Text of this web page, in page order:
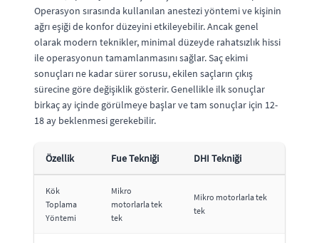
Operasyon sırasında kullanılan anestezi yöntemi ve kişinin
ağrı eşiği de konfor düzeyini etkileyebilir. Ancak genel
olarak modern teknikler, minimal düzeyde rahatsızlık hissi
ile operasyonun tamamlanmasını sağlar. Saç ekimi
sonuçları ne kadar sürer sorusu, ekilen saçların çıkış
sürecine göre değişiklik gösterir. Genellikle ilk sonuçlar
birkaç ay içinde görülmeye başlar ve tam sonuçlar için 12-
18 ay beklenmesi gerekebilir.
Özellik Fue Tekniği DHI Tekniği
Kök
Toplama
Yöntemi
Mikro
motorlarla tek
tek
Mikro motorlarla tek
tek